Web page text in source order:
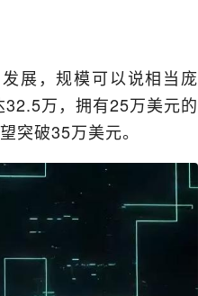
展，规模可以说相当庞
万，拥有25万美元的
突破35万美元。